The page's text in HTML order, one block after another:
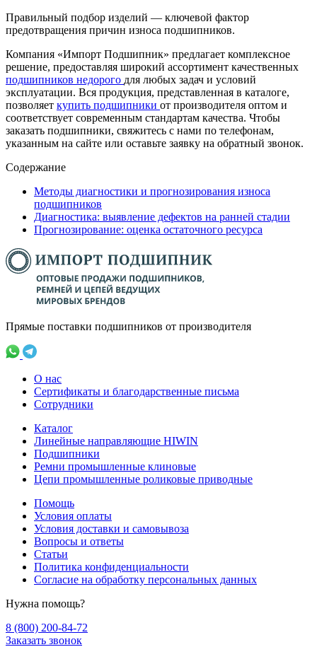
Правильный подбор изделий — ключевой фактор
предотвращения причин износа подшипников.
Компания «Импорт Подшипник» предлагает комплексное
решение, предоставляя широкий ассортимент качественных
подшипников недорого для любых задач и условий
эксплуатации. Вся продукция, представленная в каталоге,
позволяет купить подшипники от производителя оптом и
соответствует современным стандартам качества. Чтобы
заказать подшипники, свяжитесь с нами по телефонам,
указанным на сайте или оставьте заявку на обратный звонок.
Содержание
Методы диагностики и прогнозирования износа
подшипников
Диагностика: выявление дефектов на ранней стадии
Прогнозирование: оценка остаточного ресурса
Прямые поставки подшипников от производителя
О нас
Сертификаты и благодарственные письма
Сотрудники
Каталог
Линейные направляющие HIWIN
Подшипники
Ремни промышленные клиновые
Цепи промышленные роликовые приводные
Помощь
Условия оплаты
Условия доставки и самовывоза
Вопросы и ответы
Статьи
Политика конфиденциальности
Согласие на обработку персональных данных
Нужна помощь?
8 (800) 200-84-72
Заказать звонок